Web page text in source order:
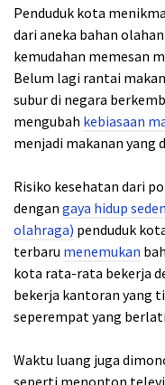
Penduduk kota
dari aneka bahan
kemudahan memesan
Belum lagi rantai
subur di negara
mengubah kebiasaan
menjadi makanan yang
Risiko kesehatan dari
dengan gaya hidup
olahraga) penduduk
terbaru menemukan
kota rata-rata bekerja
bekerja kantoran yang
seperempat yang
Waktu luang juga
seperti menonton